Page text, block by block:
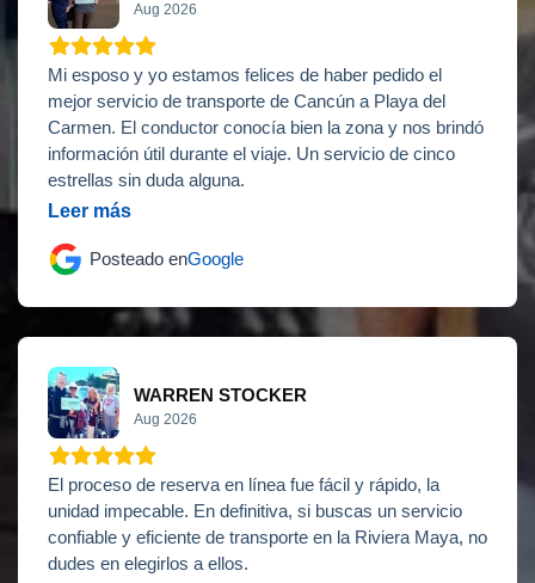
Aug 2026
Mi esposo y yo estamos felices de haber pedido el
mejor servicio de transporte de Cancún a Playa del
Carmen. El conductor conocía bien la zona y nos brindó
información útil durante el viaje. Un servicio de cinco
estrellas sin duda alguna.
Leer más
Posteado enGoogle
WARREN STOCKER
Aug 2026
El proceso de reserva en línea fue fácil y rápido, la
unidad impecable. En definitiva, si buscas un servicio
confiable y eficiente de transporte en la Riviera Maya, no
dudes en elegirlos a ellos.